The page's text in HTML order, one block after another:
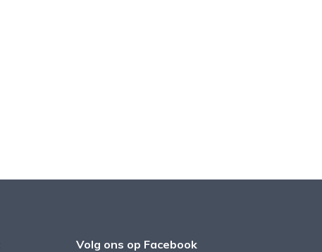
Volg ons op Facebook